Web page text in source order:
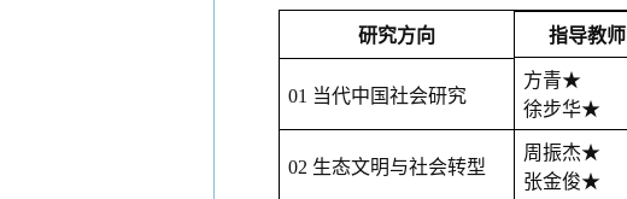
研究方向 指导教师
01 当代中国社会研究
方青★
徐步华★
02 生态文明与社会转型
周振杰★
张金俊★